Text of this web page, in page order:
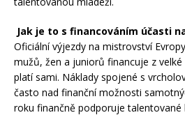
Jak je to s financováním účasti
Oficiální výjezdy na mistrovství
mužů, žen a juniorů financuje z velké
platí sami. Náklady spojené s
často nad finanční možnosti
roku finančně podporuje talentované